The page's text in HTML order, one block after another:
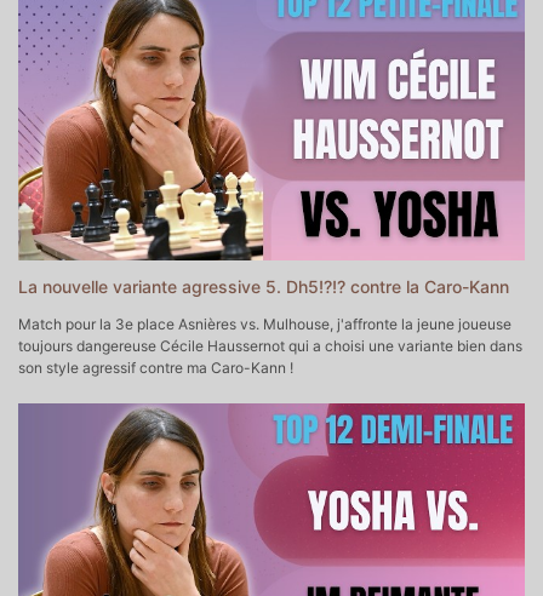
♔♕Mon Académie d'Echecs
https://yoshacademie.fr/ ♕♔
♘ Soutenir la chaîne sur Tipeee
https://fr.tipeee.com/yosha-echecs
♗Soutenir la chaîne sur Paypal
https://www.paypal.com/donate/?
hosted_button_id=6WTAEDBXAPTLC
♚ Prendre un cours particulier avec moi
https://yoshachess.com/fr/cours-particuliers-echecs-paris-en-ligne/
♛ Me contacter
contact@yoshachess.com
La nouvelle variante agressive 5. Dh5!?!? contre la Caro-Kann
Match pour la 3e place Asnières vs. Mulhouse, j'affronte la jeune joueuse
toujours dangereuse Cécile Haussernot qui a choisi une variante bien dans
son style agressif contre ma Caro-Kann !
♔♕Mon Académie d'Echecs
https://yoshacademie.fr/ ♕♔
♘ Soutenir la chaîne sur Tipeee
https://fr.tipeee.com/yosha-echecs
♗Soutenir la chaîne sur Paypal
https://www.paypal.com/donate/?
hosted_button_id=6WTAEDBXAPTLC
♚ Prendre un cours particulier avec moi
https://yoshachess.com/fr/cours-particuliers-echecs-paris-en-ligne/
♛ Me contacter
contact@yoshachess.com
▬▬▬▬▬▬▬▬▬▬ CHAPITRES DE CETTE VIDEO